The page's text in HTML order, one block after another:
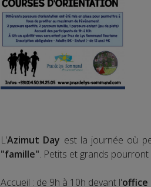
L’Azimut Day est la journée où
"famille". Petits et grands
Accueil : de 9h à 10h devant l'office